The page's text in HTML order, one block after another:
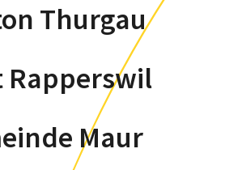
Thurgau
Rapperswil
Maur